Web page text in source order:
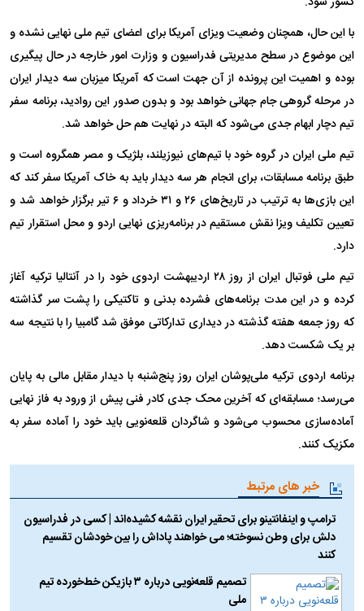
با این حال، همچنان وضعیت ویزای آمریکا برای اعضای تیم ملی نهایی نشده و
این موضوع در سطح مدیریتی فدراسیون و وزارت امور خارجه در حال پیگیری
بوده و اهمیت این پرونده از آن جهت است که آمریکا میزبان سه دیدار ایران
در مرحله گروهی جام جهانی خواهد بود و بدون صدور این روادید، برنامه سفر
تیم دچار ابهام جدی می‌شود که البته در نهایت هم حل خواهد شد.
تیم ملی ایران در گروه خود با تیم‌های نیوزیلند، بلژیک و مصر همگروه است و
طبق برنامه مسابقات، برای انجام هر سه دیدار باید به خاک آمریکا سفر کند که
این بازی‌ها به ترتیب در تاریخ‌های ۲۶ و ۳۱ خرداد و ۶ تیر برگزار خواهد شد و
تعیین تکلیف ویزا نقش مستقیم در برنامه‌ریزی نهایی اردو و محل استقرار تیم
دارد.
تیم ملی فوتبال ایران از روز ۲۸ اردیبهشت اردوی خود را در آنتالیا ترکیه آغاز
کرده و در این مدت برنامه‌های فشرده بدنی و تاکتیکی را پشت سر گذاشته
که روز جمعه هفته گذشته در دیداری تدارکاتی موفق شد گامبیا را با نتیجه سه
بر یک شکست دهد.
برنامه اردوی ترکیه ملی‌پوشان ایران روز پنج‌شنبه با دیدار مقابل مالی به پایان
می‌رسد؛ مسابقه‌ای که آخرین محک جدی کادر فنی پیش از ورود به فاز نهایی
آماده‌سازی محسوب می‌شود و شاگردان قلعه‌نویی باید خود را آماده سفر به
مکزیک کنند.
خبر های مرتبط
ترامپ و اینفانتینو برای تحقیر ایران نقشه کشیده‌اند | کسی در فدراسیون
دلش برای وطن نسوخته؛ می خواهند پاداش را بین خودشان تقسیم
کنند
تصمیم قلعه‌نویی درباره ۳ بازیکن خط‌خورده تیم
ملی